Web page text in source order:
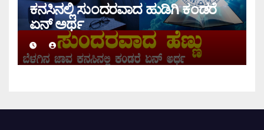
ಕನಸಿನಲ್ಲಿ ಸುಂದರವಾದ ಹುಡಿಗಿ ಕಂಡರೆ
ಏನ್ ಅರ್ಥ